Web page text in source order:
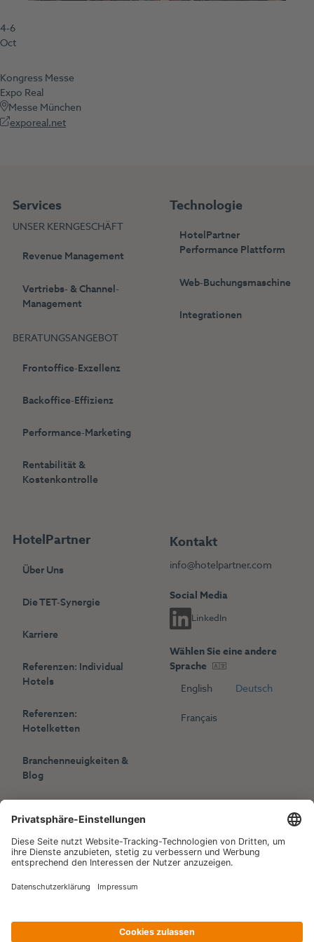
4-6
Oct
Kongress Messe
Expo Real
Messe München
exporeal.net
Services
UNSER KERNGESCHÄFT
Revenue Management
Vertriebs- & Channel-
Management
BERATUNGSANGEBOT
Frontoffice-Exzellenz
Backoffice-Effizienz
Performance-Marketing
Rentabilität &
Kostenkontrolle
Technologie
HotelPartner
Performance Plattform
Web-Buchungsmaschine
Integrationen
HotelPartner
Über Uns
Die TET-Synergie
Karriere
Referenzen: Individual
Hotels
Referenzen:
Hotelketten
Branchenneuigkeiten &
Blog
Veranstaltungen
Kontakt
info@hotelpartner.com
Social Media
LinkedIn
Wählen Sie eine andere
Sprache
English
Deutsch
Français